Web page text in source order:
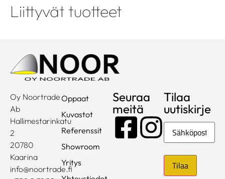
Liittyvät tuotteet
Oy Noortrade
Ab
Hallimestarinkatu
2
20780
Kaarina
info@noortrade.fi
Oppaat
Kuvastot
Referenssit
Showroom
Yritys
Seuraa
meitä
Tilaa
uutiskirje
Sähköposti